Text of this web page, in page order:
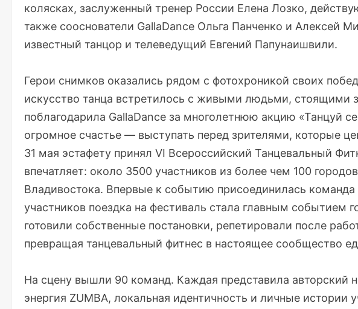
колясках, заслуженный тренер России Елена Лозко,
также сооснователи GallaDance Ольга Панченко и Алексей
известный танцор и телеведущий Евгений Папунаишвили.
Герои снимков оказались рядом с фотохроникой своих
искусство танца встретилось с живыми людьми, стоящими
поблагодарила GallaDance за многолетнюю акцию «Танцуй
огромное счастье — выступать перед зрителями, которые
31 мая эстафету принял VI Всероссийский Танцевальный
впечатляет: около 3500 участников из более чем 100
Владивостока. Впервые к событию присоединилась
участников поездка на фестиваль стала главным событием
готовили собственные постановки, репетировали после
превращая танцевальный фитнес в настоящее сообщество
На сцену вышли 90 команд. Каждая представила авторский
энергия ZUMBA, локальная идентичность и личные истории